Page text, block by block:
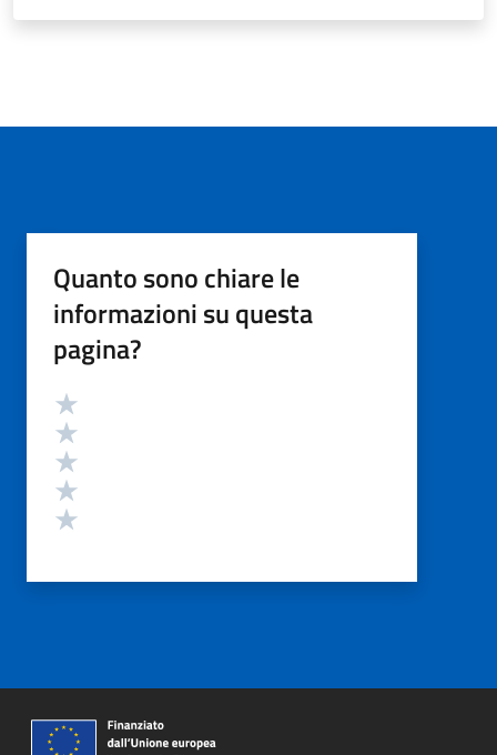
Quanto sono chiare le
informazioni su questa
pagina?
Valutazione